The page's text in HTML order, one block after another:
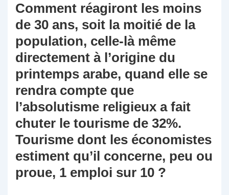
Comment réagiront les moins
de 30 ans, soit la moitié de la
population, celle-là même
directement à l’origine du
printemps arabe, quand elle se
rendra compte que
l’absolutisme religieux a fait
chuter le tourisme de 32%.
Tourisme dont les économistes
estiment qu’il concerne, peu ou
proue, 1 emploi sur 10 ?